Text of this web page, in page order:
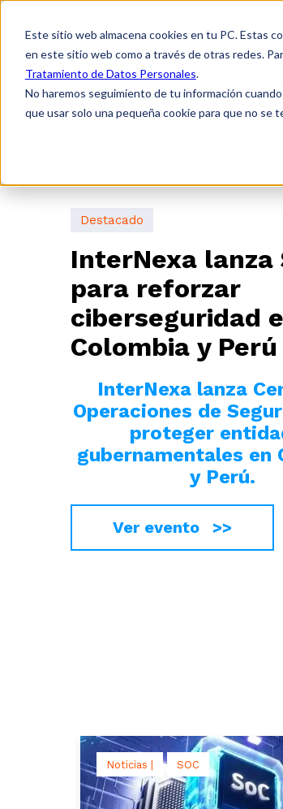
Este sitio web almacena cookies en tu PC. Estas
en este sitio web como a través de otras redes.
Tratamiento de Datos Personales.
No haremos seguimiento de tu información
que usar solo una pequeña cookie para que no
Inicio Noticias y eventos
Destacado
InterNexa lanza
para reforzar
ciberseguridad
Colombia y Perú
InterNexa lanza
Operaciones de
proteger
gubernamentales en
y Perú.
Ver evento >>
Noticias | SOC